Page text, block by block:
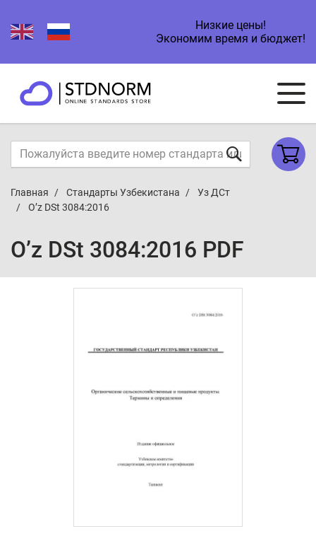
Низкие цены!
Экономим время и бюджет!
Главная Стандарты Узбекистана
Уз ДСт
O’z DSt 3084:2016
O’z DSt 3084:2016 PDF